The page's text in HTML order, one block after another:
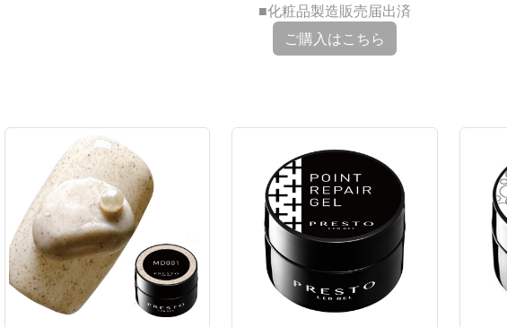
■化粧品製造販売届出済
ご購入はこちら